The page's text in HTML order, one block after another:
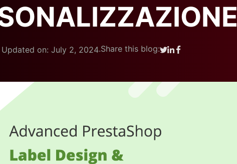
Updated on: July 2, 2024.Share this blog: